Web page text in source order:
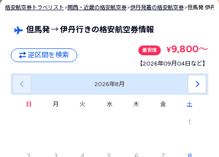
格安航空券トラベリスト > 関西・近畿の格安航空券>伊丹発着の格安航空券>但馬発 伊丹
但馬発→伊丹行きの格安航空券情報
逆区間を検索
最安値 ¥9,800〜
【2026年09月04日など】
2026年8月
日 月 火 水 木 金 土
1